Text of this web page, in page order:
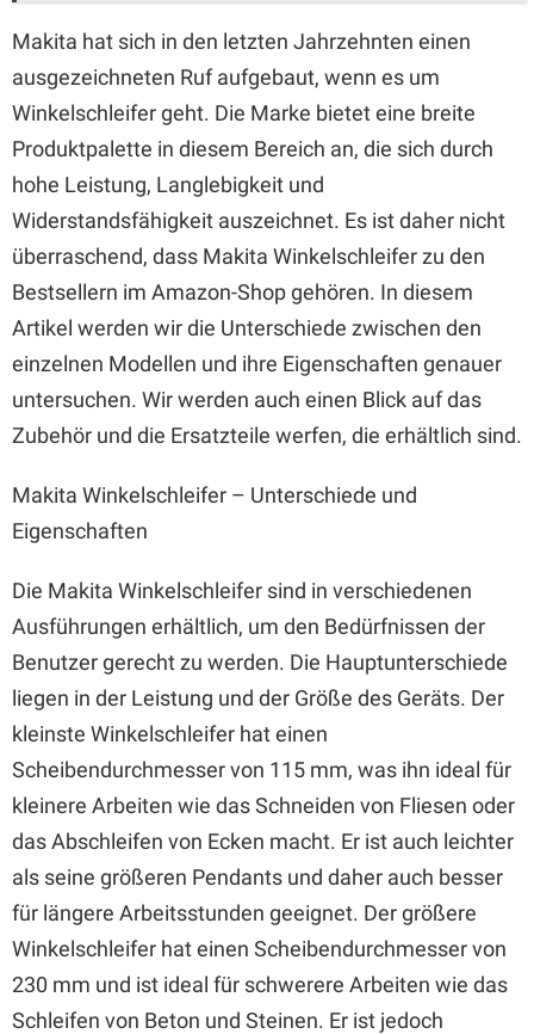
Makita hat sich in den letzten Jahrzehnten einen
ausgezeichneten Ruf aufgebaut, wenn es um
Winkelschleifer geht. Die Marke bietet eine breite
Produktpalette in diesem Bereich an, die sich durch
hohe Leistung, Langlebigkeit und
Widerstandsfähigkeit auszeichnet. Es ist daher nicht
überraschend, dass Makita Winkelschleifer zu den
Bestsellern im Amazon-Shop gehören. In diesem
Artikel werden wir die Unterschiede zwischen den
einzelnen Modellen und ihre Eigenschaften genauer
untersuchen. Wir werden auch einen Blick auf das
Zubehör und die Ersatzteile werfen, die erhältlich sind.
Makita Winkelschleifer – Unterschiede und
Eigenschaften
Die Makita Winkelschleifer sind in verschiedenen
Ausführungen erhältlich, um den Bedürfnissen der
Benutzer gerecht zu werden. Die Hauptunterschiede
liegen in der Leistung und der Größe des Geräts. Der
kleinste Winkelschleifer hat einen
Scheibendurchmesser von 115 mm, was ihn ideal für
kleinere Arbeiten wie das Schneiden von Fliesen oder
das Abschleifen von Ecken macht. Er ist auch leichter
als seine größeren Pendants und daher auch besser
für längere Arbeitsstunden geeignet. Der größere
Winkelschleifer hat einen Scheibendurchmesser von
230 mm und ist ideal für schwerere Arbeiten wie das
Schleifen von Beton und Steinen. Er ist jedoch